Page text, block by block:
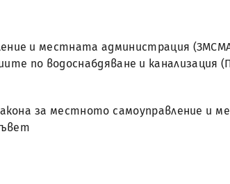
и местната администрация
по водоснабдяване и канализация
за местното самоуправление и